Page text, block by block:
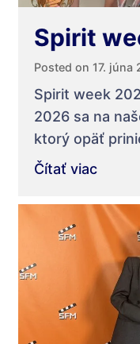
Spirit
Posted on 17. júna
Spirit week
2026 sa na
ktorý opäť
Čítať viac